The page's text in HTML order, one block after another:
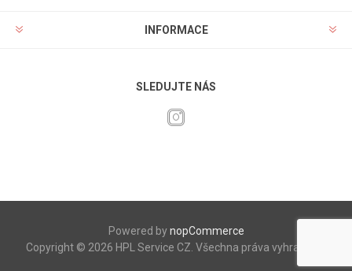
INFORMACE
SLEDUJTE NÁS
Powered bynopCommerce
Copyright © 2026 HPL Service CZ. Všechna práva vyhrazena.